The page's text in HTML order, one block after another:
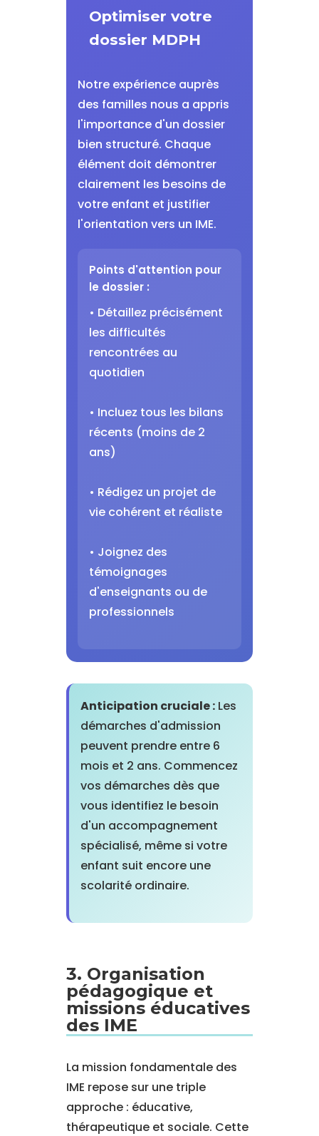
Optimiser votre
dossier MDPH
Notre expérience auprès
des familles nous a appris
l'importance d'un dossier
bien structuré. Chaque
élément doit démontrer
clairement les besoins de
votre enfant et justifier
l'orientation vers un IME.
Points d'attention pour
le dossier :
• Détaillez précisément
les difficultés
rencontrées au
quotidien
• Incluez tous les bilans
récents (moins de 2
ans)
• Rédigez un projet de
vie cohérent et réaliste
• Joignez des
témoignages
d'enseignants ou de
professionnels
Anticipation cruciale :Les
démarches d'admission
peuvent prendre entre 6
mois et 2 ans. Commencez
vos démarches dès que
vous identifiez le besoin
d'un accompagnement
spécialisé, même si votre
enfant suit encore une
scolarité ordinaire.
3. Organisation
pédagogique et
missions éducatives
des IME
La mission fondamentale des
IME repose sur une triple
approche : éducative,
thérapeutique et sociale. Cette